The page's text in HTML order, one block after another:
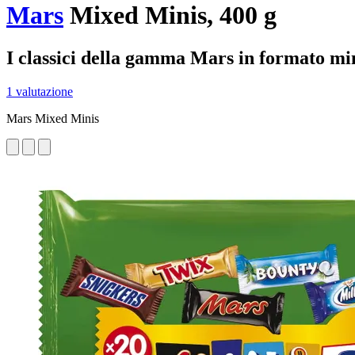
Mars Mixed Minis, 400 g
I classici della gamma Mars in formato
1 valutazione
Mars Mixed Minis